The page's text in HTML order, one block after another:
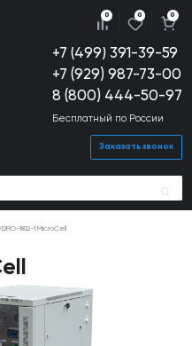
+7 (499) 391-39-59
+7 (929) 987-73-00
8 (800) 444-50-97
Бесплатный по России
Заказать звонок
0 0 0
DRO-1812-1 MicroCell